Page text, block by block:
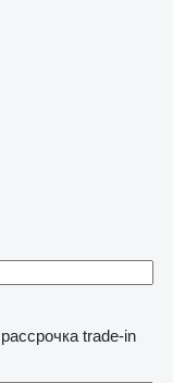
рассрочка trade-in